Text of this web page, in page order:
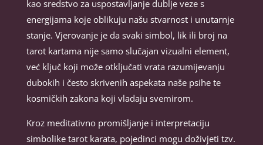
kao sredstvo za uspostavljanje dublje veze s
energijama koje oblikuju našu stvarnost i unutarnje
stanje. Vjerovanje je da svaki simbol, lik ili broj na
tarot kartama nije samo slučajan vizualni element,
već ključ koji može otključati vrata razumijevanju
dubokih i često skrivenih aspekata naše psihe te
kosmičkih zakona koji vladaju svemirom.
Kroz meditativno promišljanje i interpretaciju
simbolike tarot karata, pojedinci mogu doživjeti tzv.